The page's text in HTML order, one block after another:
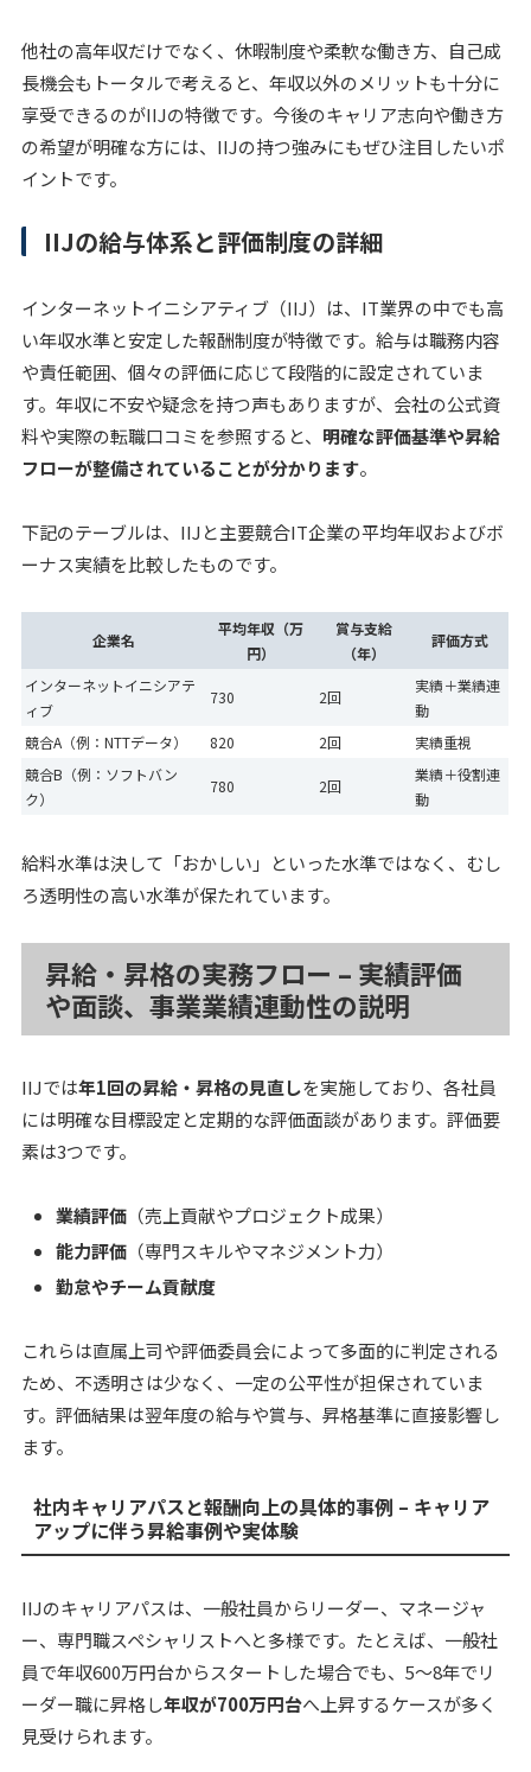
他社の高年収だけでなく、休暇制度や柔軟な働き方、自己成
長機会もトータルで考えると、年収以外のメリットも十分に
享受できるのがIIJの特徴です。今後のキャリア志向や働き方
の希望が明確な方には、IIJの持つ強みにもぜひ注目したいポ
イントです。
IIJの給与体系と評価制度の詳細
インターネットイニシアティブ（IIJ）は、IT業界の中でも高
い年収水準と安定した報酬制度が特徴です。給与は職務内容
や責任範囲、個々の評価に応じて段階的に設定されていま
す。年収に不安や疑念を持つ声もありますが、会社の公式資
料や実際の転職口コミを参照すると、 明確な評価基準や昇給
フローが整備されていることが分かります。
下記のテーブルは、IIJと主要競合IT企業の平均年収およびボ
ーナス実績を比較したものです。
企業名
平均年収（万
円）
賞与支給
（年）
評価方式
インターネットイニシアテ
ィブ
730 2回
実績＋業績連
動
競合A（例：NTTデータ）
820 2回
実績重視
競合B（例：ソフトバン
ク）
780 2回
業績＋役割連
動
給料水準は決して「おかしい」といった水準ではなく、むし
ろ透明性の高い水準が保たれています。
昇給・昇格の実務フロー – 実績評価
や面談、事業業績連動性の説明
IIJでは年1回の昇給・昇格の見直しを実施しており、各社員
には明確な目標設定と定期的な評価面談があります。評価要
素は3つです。
業績評価 （売上貢献やプロジェクト成果）
能力評価 （専門スキルやマネジメント力）
勤怠やチーム貢献度
これらは直属上司や評価委員会によって多面的に判定される
ため、不透明さは少なく、一定の公平性が担保されていま
す。評価結果は翌年度の給与や賞与、昇格基準に直接影響し
ます。
社内キャリアパスと報酬向上の具体的事例 – キャリア
アップに伴う昇給事例や実体験
IIJのキャリアパスは、一般社員からリーダー、マネージャ
ー、専門職スペシャリストへと多様です。たとえば、一般社
員で年収600万円台からスタートした場合でも、5～8年でリ
ーダー職に昇格し年収が700万円台へ上昇するケースが多く
見受けられます。